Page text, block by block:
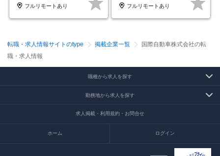
フルリモートあり
フルリモートあり
転職・求人情報サイトのtype 掲載企業一覧
国際自動車株式会社の転
職・求人情報
職種から求人を探す
勤務地から求人を探す
求人掲載・利用規約・お問合せ
ホーム ログイン